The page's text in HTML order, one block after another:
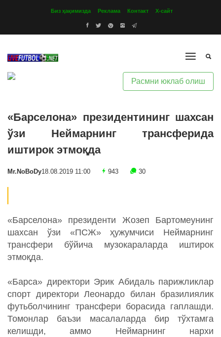
Биз ҳақимизда Реклама Контакт Х-сайт
Расмни юклаб олиш
«Барселона» президентининг шахсан
ўзи Неймарнинг трансферида
иштирок этмоқда
Mr.NoBoDy18.08.2019 11:00 943 30
«Барселона» президенти Жозеп Бартомеунинг
шахсан ўзи «ПСЖ» ҳужумчиси Неймарнинг
трансфери бўйича музокараларда иштирок
этмоқда.
«Барса» директори Эрик Абидаль парижликлар
спорт директори Леонардо билан бразилиялик
футьболчининг трансфери борасида гаплашди.
Томонлар баъзи масалаларда бир тўхтамга
келишди, аммо Неймарнинг нархи